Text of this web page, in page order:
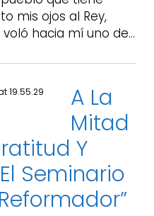
mis ojos al Rey,
voló hacia mí uno de…
A La
Mitad
Y
Seminario